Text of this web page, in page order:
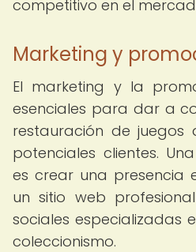
competitivo en el
Marketing y
El marketing y la
esenciales para dar a
restauración de
potenciales clientes.
es crear una presencia
un sitio web
sociales especializadas
coleccionismo.